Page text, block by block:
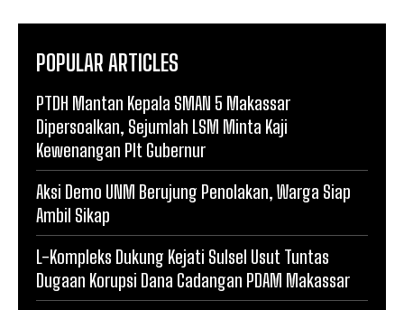
POPULAR ARTICLES
PTDH Mantan Kepala SMAN 5 Makassar
Dipersoalkan, Sejumlah LSM Minta Kaji
Kewenangan Plt Gubernur
Aksi Demo UNM Berujung Penolakan, Warga Siap
Ambil Sikap
L-Kompleks Dukung Kejati Sulsel Usut Tuntas
Dugaan Korupsi Dana Cadangan PDAM Makassar